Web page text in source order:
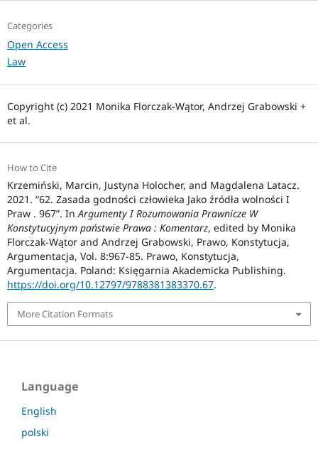
Categories
Open Access
Law
Copyright (c) 2021 Monika Florczak-Wątor, Andrzej Grabowski +
et al.
How to Cite
Krzemiński, Marcin, Justyna Holocher, and Magdalena Latacz.
2021. “62. Zasada godności człowieka Jako źródła wolności I
Praw . 967”. InArgumenty I Rozumowania Prawnicze W
Konstytucyjnym państwie Prawa : Komentarz, edited by Monika
Florczak-Wątor and Andrzej Grabowski, Prawo, Konstytucja,
Argumentacja, Vol. 8:967-85. Prawo, Konstytucja,
Argumentacja. Poland: Księgarnia Akademicka Publishing.
https://doi.org/10.12797/9788381383370.67.
More Citation Formats
Language
English
polski